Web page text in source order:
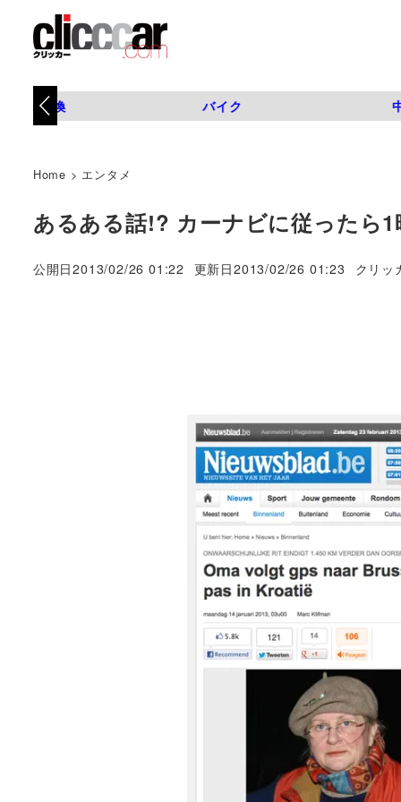
タイヤ交換 バイク
Home > エンタメ
あるある話!? カーナビに従ったら
公開日2013/02/26 01:22 更新日2013/02/26 01:23
著
クリッ